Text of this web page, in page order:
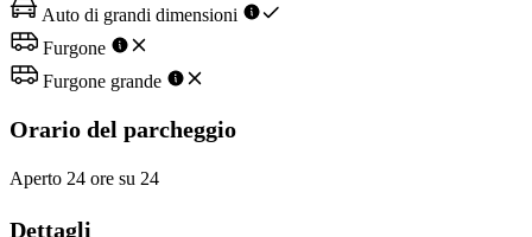
Auto di grandi dimensioni
Furgone
Furgone grande
Orario del parcheggio
Aperto 24 ore su 24
Dettagli